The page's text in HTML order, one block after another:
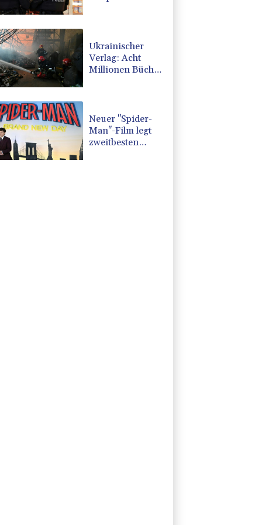
Ukrainischer
Verlag: Acht
Millionen Bücher
Neuer "Spider-
Man"-Film legt
zweitbesten